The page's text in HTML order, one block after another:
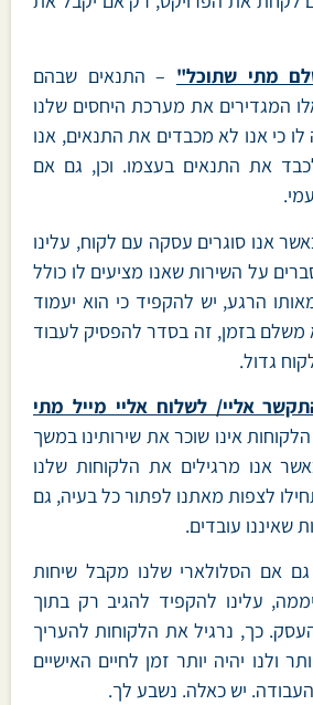
מתי שתוכל" – התנאים שבהם
המגדירים את מערכת היחסים שלנו
כי אנו לא מכבדים את התנאים, אנו
את התנאים בעצמו. וכן, גם אם
אנו סוגרים עסקה עם לקוח, עלינו
על השירות שאנו מציעים לו כולל
הרגע, יש להקפיד כי הוא יעמוד
משלם בזמן, זה בסדר להפסיק לעבוד
גדול.
אליי/ לשלוח אליי מייל מתי
אינו שוכר את שירותינו במשך
אנו מרגילים את הלקוחות שלנו
7, הם יתחילו לצפות מאתנו לפתור כל בעיה, גם
שאיננו עובדים.
אם הסלולארי שלנו מקבל שיחות
שעות ביממה, עלינו להקפיד להגיב רק בתוך
כך, נרגיל את הלקוחות להעריך
ולנו יהיה יותר זמן לחיים האישיים
יש כאלה. נשבע לך.